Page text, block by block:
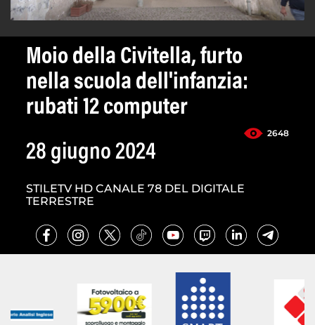
Moio della Civitella, furto
nella scuola dell'infanzia:
rubati 12 computer
2648
28 giugno 2024
STILETV HD CANALE 78 DEL DIGITALE
TERRESTRE